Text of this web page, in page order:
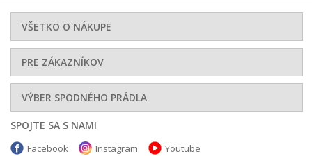
VŠETKO O NÁKUPE
PRE ZÁKAZNÍKOV
VÝBER SPODNÉHO PRÁDLA
SPOJTE SA S NAMI
Facebook Instagram Youtube